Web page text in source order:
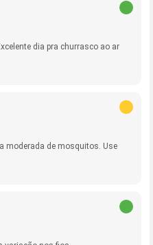
dia pra churrasco ao ar
moderada de mosquitos. Use